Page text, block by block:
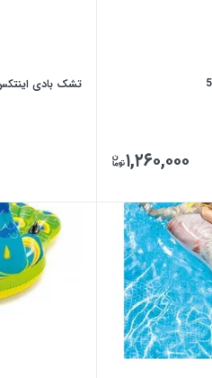
۱,۲۶۰,۰۰۰
تشک بادی